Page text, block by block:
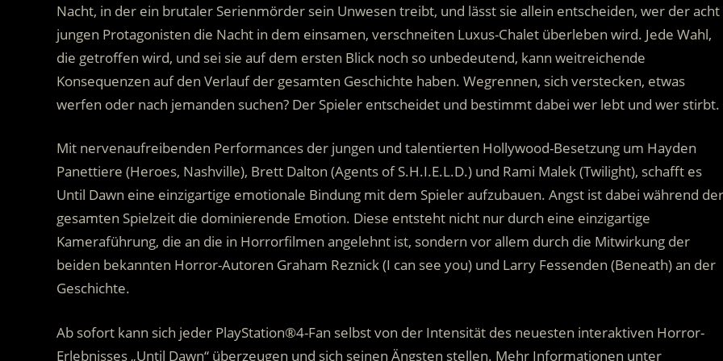
Nacht, in der ein brutaler Serienmörder sein Unwesen treibt, und lässt sie allein entscheiden, wer der acht
jungen Protagonisten die Nacht in dem einsamen, verschneiten Luxus-Chalet überleben wird. Jede Wahl,
die getroffen wird, und sei sie auf dem ersten Blick noch so unbedeutend, kann weitreichende
Konsequenzen auf den Verlauf der gesamten Geschichte haben. Wegrennen, sich verstecken, etwas
werfen oder nach jemanden suchen? Der Spieler entscheidet und bestimmt dabei wer lebt und wer stirbt.
Mit nervenaufreibenden Performances der jungen und talentierten Hollywood-Besetzung um Hayden
Panettiere (Heroes, Nashville), Brett Dalton (Agents of S.H.I.E.L.D.) und Rami Malek (Twilight), schafft es
Until Dawn eine einzigartige emotionale Bindung mit dem Spieler aufzubauen. Angst ist dabei während der
gesamten Spielzeit die dominierende Emotion. Diese entsteht nicht nur durch eine einzigartige
Kameraführung, die an die in Horrorfilmen angelehnt ist, sondern vor allem durch die Mitwirkung der
beiden bekannten Horror-Autoren Graham Reznick (I can see you) und Larry Fessenden (Beneath) an der
Geschichte.
Ab sofort kann sich jeder PlayStation®4-Fan selbst von der Intensität des neuesten interaktiven Horror-
Erlebnisses „Until Dawn“ überzeugen und sich seinen Ängsten stellen. Mehr Informationen unter